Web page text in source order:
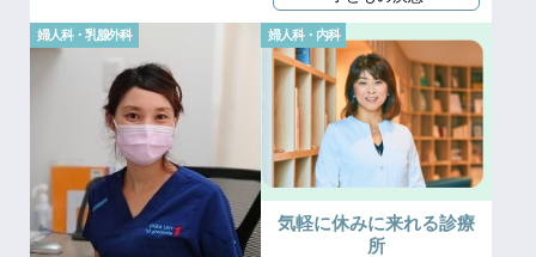
婦人科・乳腺外科 婦人科・内科
気軽に休みに来れる診療
所